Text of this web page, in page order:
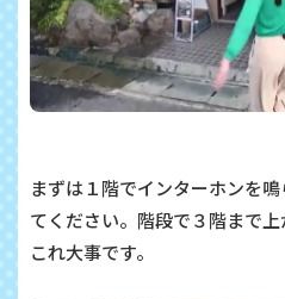
まずは１階でインターホンを
てください。階段で３階まで上
これ大事です。